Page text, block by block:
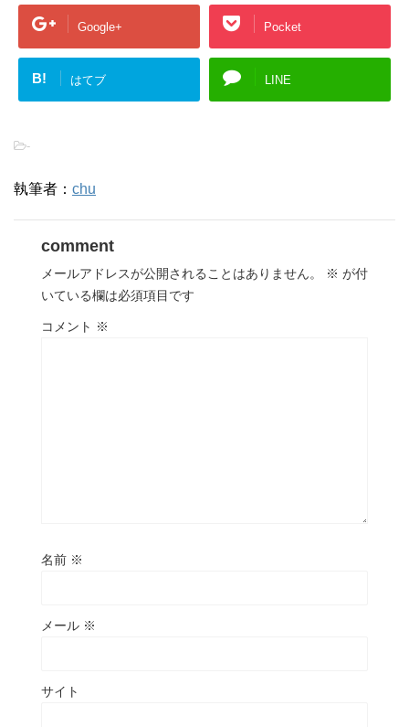
Google+ Pocket
B! はてブ LINE
-
執筆者： chu
comment
メールアドレスが公開されることはありません。 ※ が付
いている欄は必須項目です
コメント ※
名前 ※
メール ※
サイト